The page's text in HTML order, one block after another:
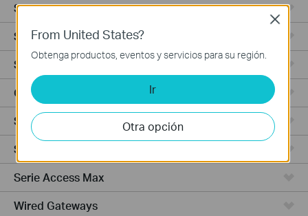
Serie Aggregation
Serie Access
Serie Access Pro
GPON
SerieCampus
Serie Access Plus
Serie Access Max
Wired Gateways
From United States?
Obtenga productos, eventos y servicios para su región.
Ir
Otra opción
Close